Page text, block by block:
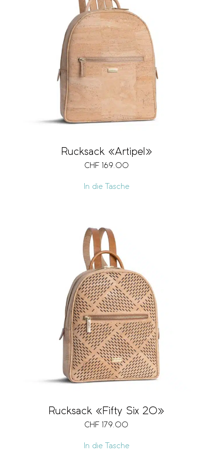
Rucksack «Artipel»
CHF 169.00
In die Tasche
Rucksack «Fifty Six 20»
CHF 179.00
In die Tasche